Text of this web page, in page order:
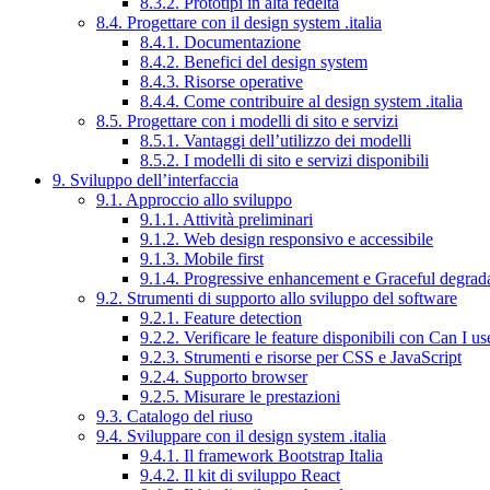
8.4. Progettare con il design system .italia
8.4.1. Documentazione
8.4.2. Benefici del design system
8.4.3. Risorse operative
8.4.4. Come contribuire al design system .italia
8.5. Progettare con i modelli di sito e servizi
8.5.1. Vantaggi dell’utilizzo dei modelli
8.5.2. I modelli di sito e servizi disponibili
9. Sviluppo dell’interfaccia
9.1. Approccio allo sviluppo
9.1.1. Attività preliminari
9.1.2. Web design responsivo e accessibile
9.1.3. Mobile first
9.1.4. Progressive enhancement e Graceful
9.2. Strumenti di supporto allo sviluppo del software
9.2.1. Feature detection
9.2.2. Verificare le feature disponibili con Can I
9.2.3. Strumenti e risorse per CSS e JavaScript
9.2.4. Supporto browser
9.2.5. Misurare le prestazioni
9.3. Catalogo del riuso
9.4. Sviluppare con il design system .italia
9.4.1. Il framework Bootstrap Italia
9.4.2. Il kit di sviluppo React